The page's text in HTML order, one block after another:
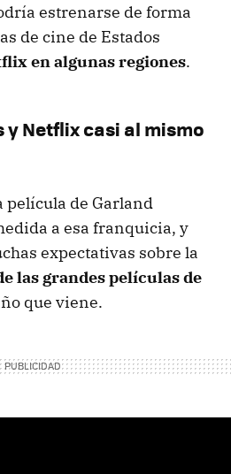
estrenarse de forma
de cine de Estados
en algunas regiones.
y Netflix casi al mismo
película de Garland
a esa franquicia, y
expectativas sobre la
las grandes películas de
que viene.